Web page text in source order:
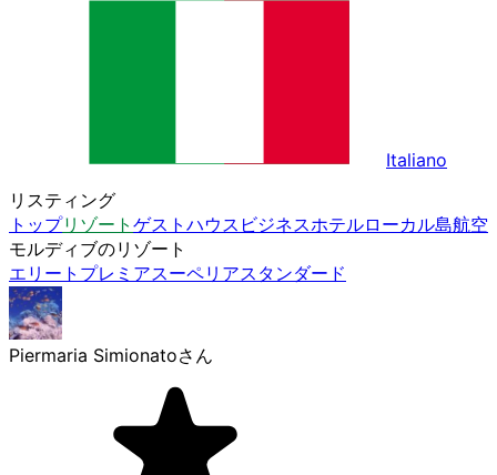
Italiano
リスティング
トップリゾート ゲストハウス ビジネスホテルローカル島航空
モルディブのリゾート
エリート プレミアスーペリアスタンダード
Piermaria Simionatoさん